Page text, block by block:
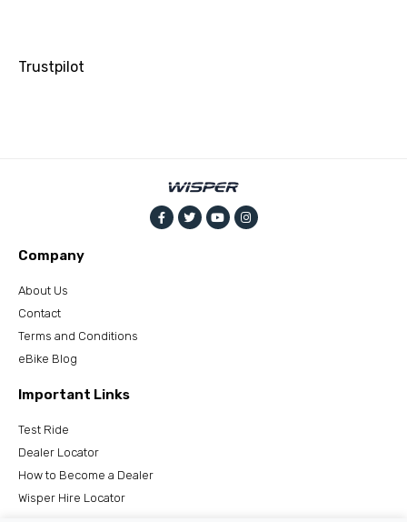
Trustpilot
Company
About Us
Contact
Terms and Conditions
eBike Blog
Important Links
Test Ride
Dealer Locator
How to Become a Dealer
Wisper Hire Locator